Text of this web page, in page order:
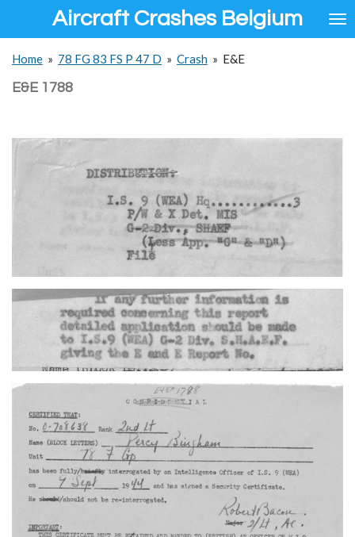
de
hoofdinhoud
Aircraft Crashes Belgium
Home » 78 FG 83 FS P 47 D » Crash » E&E
E&E 1788